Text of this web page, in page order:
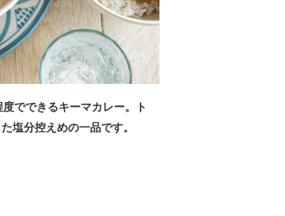
でできるキーマカレー。ト
塩分控えめの一品です。